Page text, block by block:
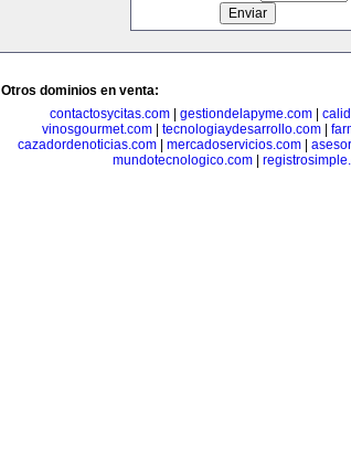
Otros dominios en venta:
contactosycitas.com| gestiondelapyme.com|
vinosgourmet.com
tecnologiaydesarrollo.com
cazadordenoticias.com
mercadoservicios.com
mundotecnologico.com|